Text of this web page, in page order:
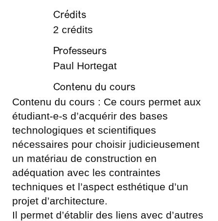
Crédits
2 crédits
Professeurs
Paul Hortegat
Contenu du cours
Contenu du cours : Ce cours permet aux
étudiant-e-s d’acquérir des bases
technologiques et scientifiques
nécessaires pour choisir judicieusement
un matériau de construction en
adéquation avec les contraintes
techniques et l’aspect esthétique d’un
projet d’architecture.
Il permet d’établir des liens avec d’autres